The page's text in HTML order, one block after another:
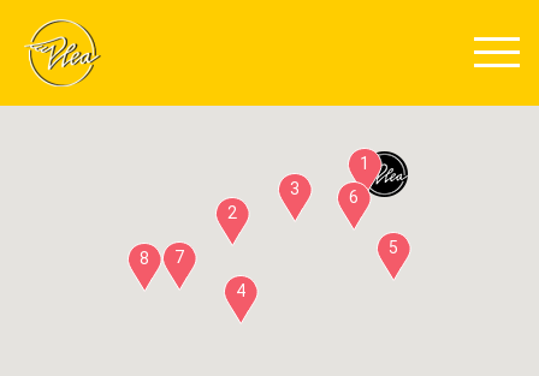
1
2
3
4
5
6
7
8